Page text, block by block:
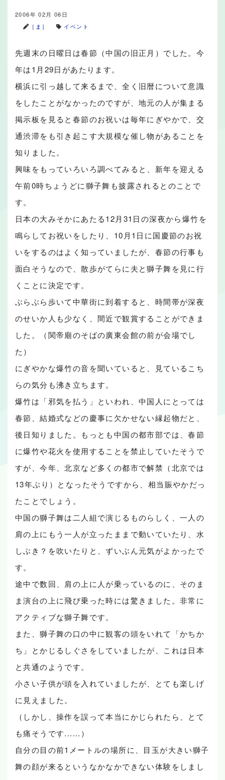
2006年 02月 06日
［ま］
イベント
先週末の日曜日は春節（中国の旧正月）でした。今
年は1月29日があたります。
横浜に引っ越して来るまで、全く旧暦について意識
をしたことがなかったのですが、地元の人が集まる
掲示板を見ると春節のお祝いは毎年にぎやかで、交
通渋滞をも引き起こす大規模な催し物があることを
知りました。
興味をもっていろいろ調べてみると、新年を迎える
午前0時ちょうどに獅子舞も披露されるとのことで
す。
日本の大みそかにあたる12月31日の深夜から爆竹を
鳴らしてお祝いをしたり、10月1日に国慶節のお祝
いをするのはよく知っていましたが、春節の行事も
面白そうなので、散歩がてらに夫と獅子舞を見に行
くことに決定です。
ぶらぶら歩いて中華街に到着すると、時間帯が深夜
のせいか人も少なく、間近で観賞することができま
した。（関帝廟のそばの廣東会館の前が会場でし
た）
にぎやかな爆竹の音を聞いていると、見ているこち
らの気分も沸き立ちます。
爆竹は「邪気を払う」といわれ、中国人にとっては
春節、結婚式などの慶事に欠かせない縁起物だと、
後日知りました。もっとも中国の都市部では、春節
に爆竹や花火を使用することを禁止していたそうで
すが、今年、北京など多くの都市で解禁（北京では
13年ぶり）となったそうですから、相当賑やかだっ
たことでしょう。
中国の獅子舞は二人組で演じるものらしく、一人の
肩の上にもう一人が立ったままで動いていたり、水
しぶき？を吹いたりと、ずいぶん元気がよかったで
す。
途中で数回、肩の上に人が乗っているのに、そのま
ま演台の上に飛び乗った時には驚きました。非常に
アクティブな獅子舞です。
また、獅子舞の口の中に観客の頭をいれて「かちか
ち」とかじるしぐさをしていましたが、これは日本
と共通のようです。
小さい子供が頭を入れていましたが、とても楽しげ
に見えました。
（しかし、操作を誤って本当にかじられたら、とて
も痛そうです......）
自分の目の前1メートルの場所に、目玉が大きい獅子
舞の顔が来るというなかなかできない体験をしまし